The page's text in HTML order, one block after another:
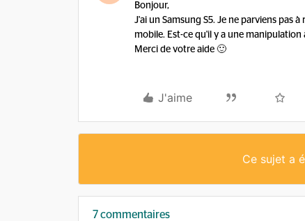
Bonjour,
J'ai un Samsung S5. Je ne parviens pas
mobile. Est-ce qu'il y a une manipulation
Merci de votre aide 🙂
J'aime
Ce sujet a
7 commentaires